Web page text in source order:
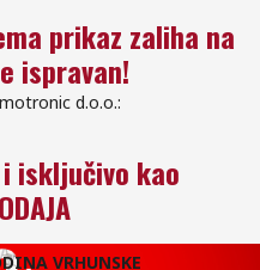
prikaz zaliha na
ispravan!
d.o.o.:
isključivo kao
VRHUNSKE